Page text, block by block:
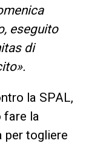
eseguito
di
la SPAL,
fare la
per togliere